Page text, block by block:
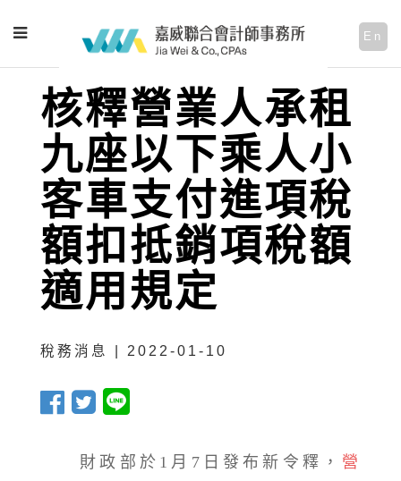
En
核釋營業人承租
九座以下乘人小
客車支付進項稅
額扣抵銷項稅額
適用規定
稅務消息 | 2022-01-10
財政部於1月7日發布新令釋， 營